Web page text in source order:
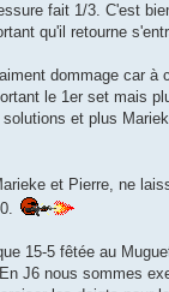
fait 1/3. C'est
qu'il retourne
dommage car à
le 1er set mais
et plus
et Pierre, ne
15-5 fêtée au
J6 nous sommes